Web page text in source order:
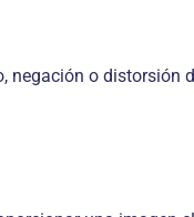
o distorsión